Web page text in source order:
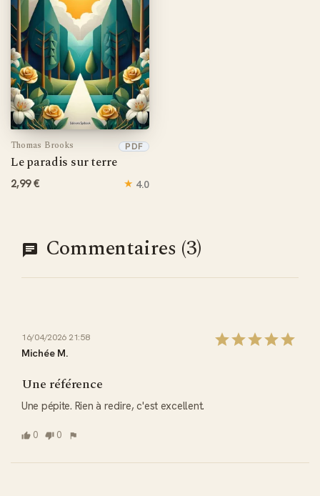
solutions concrètes. Cette ressource théologique aide à
surmonter les doutes, renforce la foi et procure une paix
durable face aux épreuves de l'existence chrétienne.
Thomas Brooks
Le paradis sur terre
PDF
2,99 € ★ 4.0
Commentaires (3)
16/04/2026 21:58
Michée M.
Une référence
Une pépite. Rien à redire, c'est excellent.
0 0